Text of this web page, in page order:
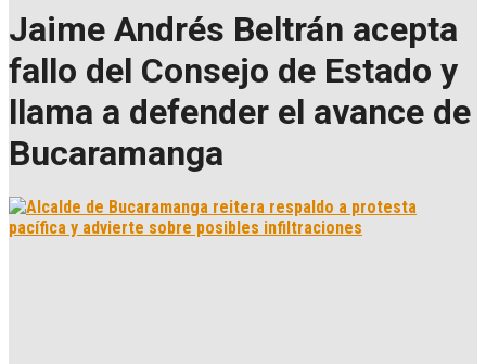
Jaime Andrés Beltrán acepta
fallo del Consejo de Estado y
llama a defender el avance de
Bucaramanga